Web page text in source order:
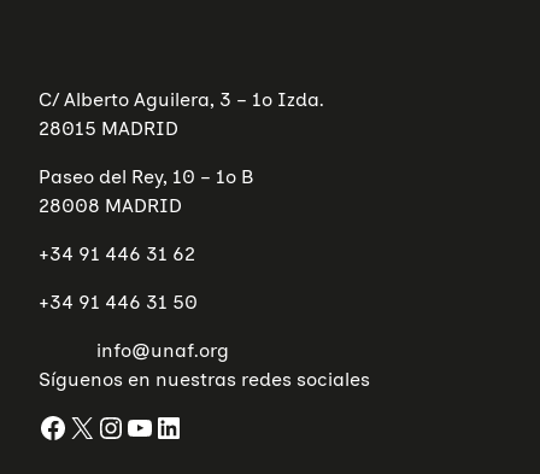
C/ Alberto Aguilera, 3 – 1º Izda.
28015 MADRID
Paseo del Rey, 10 – 1º B
28008 MADRID
+34 91 446 31 62
+34 91 446 31 50
info@unaf.org
Síguenos en nuestras redes sociales
Facebook X InstagramYouTube LinkedIn